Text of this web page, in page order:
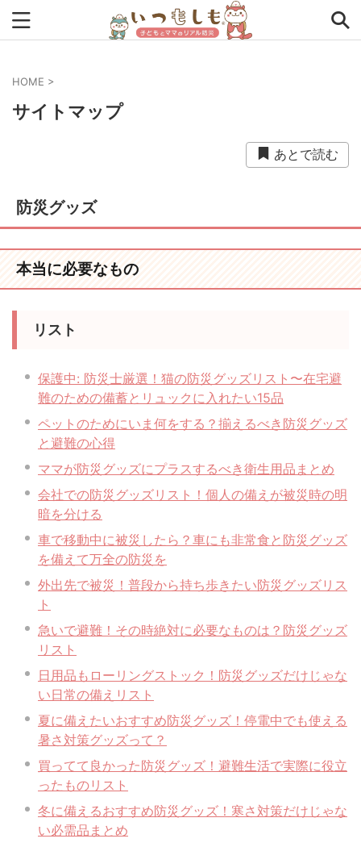
コラム
チェックリスト
ローリングストック 主食 事前対策 住まい
停電 備蓄 収納
暮らし方
被災中
避難所 防災おでかけ 防災グッズ 防災ポーチ
防災学習 非常持出袋
HOME >
サイトマップ
あとで読む
防災グッズ
本当に必要なもの
リスト
保護中: 防災士厳選！猫の防災グッズリスト〜在宅避
難のための備蓄とリュックに入れたい15品
ペットのためにいま何をする？揃えるべき防災グッズ
と避難の心得
ママが防災グッズにプラスするべき衛生用品まとめ
会社での防災グッズリスト！個人の備えが被災時の明
暗を分ける
車で移動中に被災したら？車にも非常食と防災グッズ
を備えて万全の防災を
外出先で被災！普段から持ち歩きたい防災グッズリス
ト
急いで避難！その時絶対に必要なものは？防災グッズ
リスト
日用品もローリングストック！防災グッズだけじゃな
い日常の備えリスト
夏に備えたいおすすめ防災グッズ！停電中でも使える
暑さ対策グッズって？
買ってて良かった防災グッズ！避難生活で実際に役立
ったものリスト
冬に備えるおすすめ防災グッズ！寒さ対策だけじゃな
い必需品まとめ